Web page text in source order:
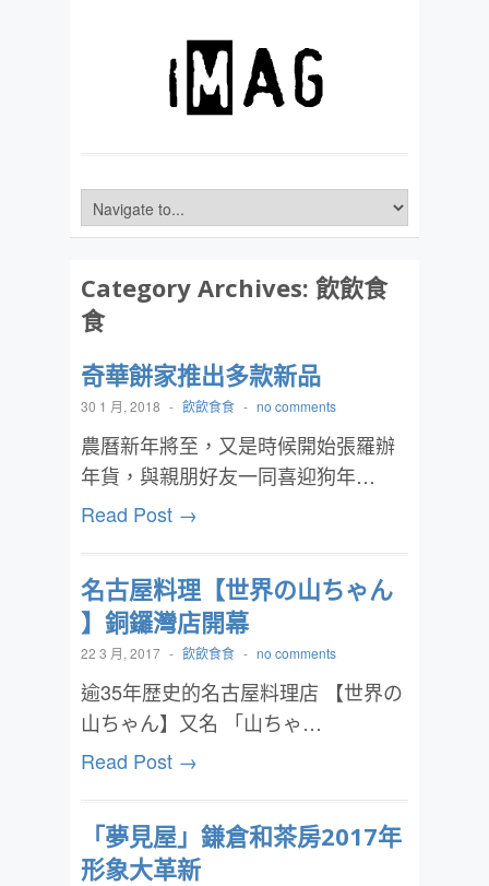
Category Archives: 飲飲食
食
奇華餅家推出多款新品
30 1 月, 2018 - 飲飲食食 - no comments
農曆新年將至，又是時候開始張羅辦
年貨，與親朋好友一同喜迎狗年…
Read Post →
名古屋料理【世界の山ちゃん
】銅鑼灣店開幕
22 3 月, 2017 - 飲飲食食 - no comments
逾35年歴史的名古屋料理店 【世界の
山ちゃん】又名 「山ちゃ…
Read Post →
「夢見屋」鎌倉和茶房2017年
形象大革新